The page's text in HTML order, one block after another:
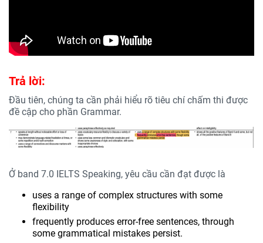
Trả lời:
Đầu tiên, chúng ta cần phải hiểu rõ tiêu chí chấm thi được
đề cập cho phần Grammar.
Ở band 7.0 IELTS Speaking, yêu cầu cần đạt được là
uses a range of complex structures with some
flexibility
frequently produces error-free sentences, through
some grammatical mistakes persist.